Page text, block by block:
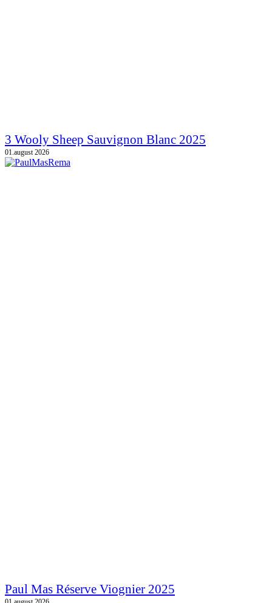
3 Wooly Sheep Sauvignon Blanc 2025
01.august 2026
Paul Mas Réserve Viognier 2025